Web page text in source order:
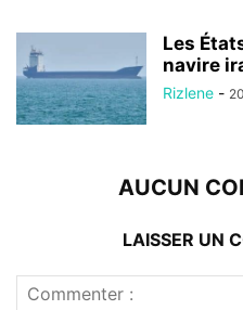
Les
navire
Rizlene -
AUCUN
LAISSER UN